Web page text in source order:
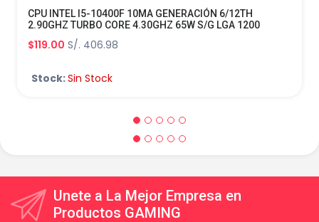
CPU INTEL I5-10400F 10MA GENERACIÓN 6/12TH
2.90GHZ TURBO CORE 4.30GHZ 65W S/G LGA 1200
$119.00 S/. 406.98
Stock:Sin Stock
Unete a La Mejor Empresa en
Productos GAMING